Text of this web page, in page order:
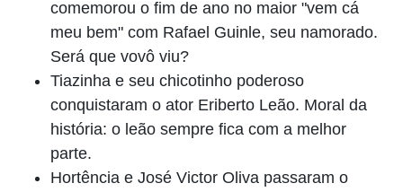
comemorou o fim de ano no maior "vem cá
meu bem" com Rafael Guinle, seu namorado.
Será que vovô viu?
Tiazinha e seu chicotinho poderoso
conquistaram o ator Eriberto Leão. Moral da
história: o leão sempre fica com a melhor
parte.
Hortência e José Victor Oliva passaram o